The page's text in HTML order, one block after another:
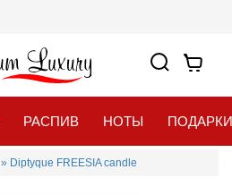
РАСПИВ НОТЫ ПОДАРКИ
» Diptyque FREESIA candle